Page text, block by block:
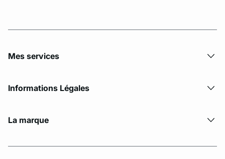
Mes services
Informations Légales
La marque